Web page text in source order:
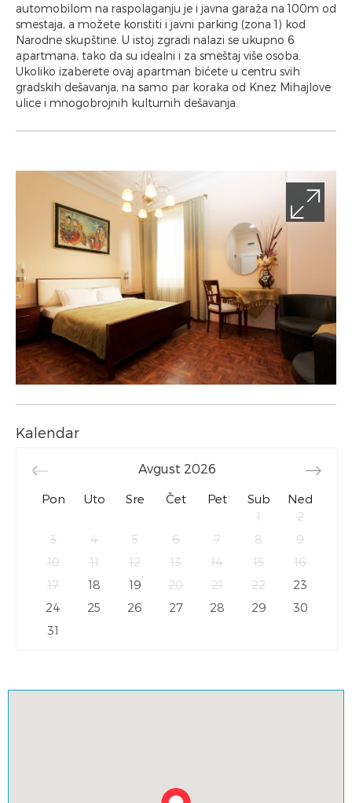
automobilom na raspolaganju je i javna garaža na 100m od
smestaja, a možete koristiti i javni parking (zona 1) kod
Narodne skupštine. U istoj zgradi nalazi se ukupno 6
apartmana, tako da su idealni i za smeštaj više osoba.
Ukoliko izaberete ovaj apartman bićete u centru svih
gradskih dešavanja, na samo par koraka od Knez Mihajlove
ulice i mnogobrojnih kulturnih dešavanja.
Kalendar
Avgust 2026
Pon Uto Sre Čet Pet Sub
Ned
1
2
3
4 5 6 7 8
9
10
11 12 13 14 15
16
17
18 19 20 21 22
23
24
25 26 27 28 29
30
31